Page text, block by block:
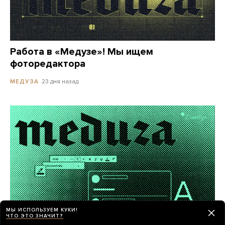
Работа в «Медузе»! Мы ищем
фоторедактора
МЕДУЗА 23 дня назад
МЫ ИСПОЛЬЗУЕМ КУКИ!
ЧТО ЭТО ЗНАЧИТ?